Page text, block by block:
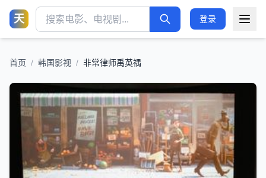
天 登录
首页 / 韩国影视 / 非常律师禹英禑